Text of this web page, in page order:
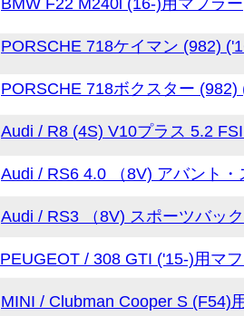
BMW F22 M240i (16-)用マフラー
PORSCHE 718ケイマン (982)
PORSCHE 718ボクスター
Audi / R8 (4S) V10プラス 5.2
Audi / RS6 4.0 （8V) アバント
Audi / RS3 （8V) スポーツバッ
PEUGEOT / 308 GTI ('15-)用マ
MINI / Clubman Cooper S (F54)